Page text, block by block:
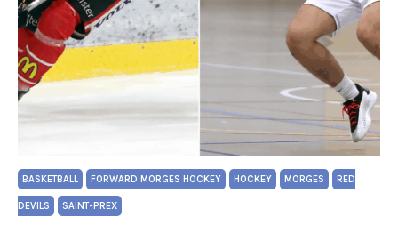
BASKETBALL FORWARD MORGES HOCKEY HOCKEY MORGES RED
DEVILS SAINT-PREX